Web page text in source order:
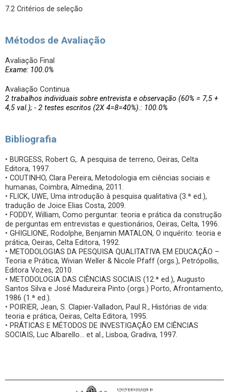
7.2 Critérios de seleção
Métodos de Avaliação
Avaliação Final
Exame: 100.0%
Avaliação Continua
2 trabalhos individuais sobre entrevista e observação (60% = 7,5 +
4,5 val.); - 2 testes escritos (2X 4=8=40%).: 100.0%
Bibliografia
• BURGESS, Robert G,. A pesquisa de terreno, Oeiras, Celta
Editora, 1997.
• COUTINHO, Clara Pereira, Metodologia em ciências sociais e
humanas, Coimbra, Almedina, 2011.
• FLICK, UWE, Uma introdução à pesquisa qualitativa (3.ª ed.),
tradução de Joice Elias Costa, 2009.
• FODDY, William, Como perguntar: teoria e prática da construção
de perguntas em entrevistas e questionários, Oeiras, Celta, 1996.
• GHIGLIONE, Rodolphe, Benjamin MATALON, O inquérito: teoria e
prática, Oeiras, Celta Editora, 1992.
• METODOLOGIAS DA PESQUISA QUALITATIVA EM EDUCAÇÃO –
Teoria e Prática, Wivian Weller & Nicole Pfaff (orgs.), Petrópollis,
Editora Vozes, 2010.
• METODOLOGIA DAS CIÊNCIAS SOCIAIS (12.ª ed.), Augusto
Santos Silva e José Madureira Pinto (orgs.) Porto, Afrontamento,
1986 (1.ª ed.).
• POIRIER, Jean, S. Clapier-Valladon, Paul R., Histórias de vida:
teoria e prática, Oeiras, Celta Editora, 1995.
• PRÁTICAS E MÉTODOS DE INVESTIGAÇÃO EM CIÊNCIAS
SOCIAIS, Luc Albarello... et al., Lisboa, Gradiva, 1997.